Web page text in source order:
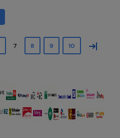
7 8 9 10 »